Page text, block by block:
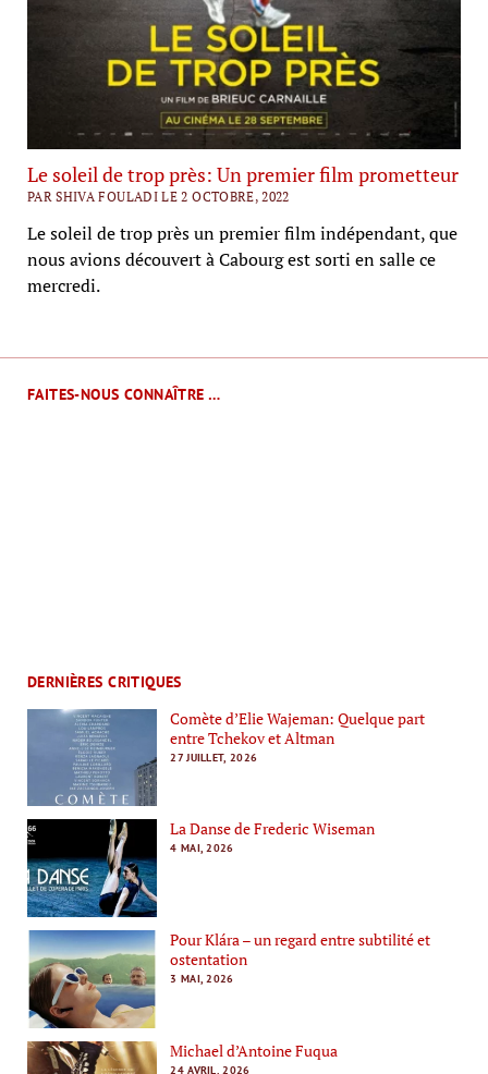
FAITES-NOUS CONNAÎTRE …
DERNIÈRES CRITIQUES
Comète d’Elie Wajeman: Quelque part
entre Tchekov et Altman
27 JUILLET, 2026
La Danse de Frederic Wiseman
4 MAI, 2026
Pour Klára – un regard entre subtilité et
ostentation
3 MAI, 2026
Michael d’Antoine Fuqua
24 AVRIL, 2026
Le soleil de trop près: Un premier film prometteur
PAR SHIVA FOULADI LE 2 OCTOBRE, 2022
Le soleil de trop près un premier film indépendant, que
nous avions découvert à Cabourg est sorti en salle ce
mercredi.